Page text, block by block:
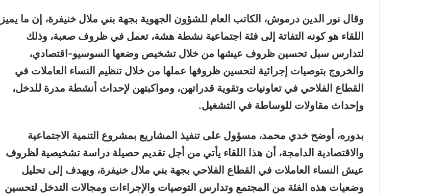
وقال نور الدين درموش، الكاتب العام للشؤون الجهوية بجهة بني ملال خنيفرة، إن ما يميز
اللقاء هو كونه التفاتة إلى فئة اجتماعية نشطة هشة، تعمل في ظروف صعبة، وذلك
لتدارس سبل تحسين ظروف عيشها من خلال تشخيص وضعها السوسيو-اقتصادي،
والخروج بتوصيات إجرائية لتحسين ظروفها عملها من خلال تنظيم النساء العاملات في
القطاع الفلاحي في تعاونيات وتقوية قدراتهن، ومواكبتهن لإحداث أنشطة مدرة للدخل،
وإحداث مقاولات للوساطة في التشغيل.
بدوره، أوضح خدي محمد، مسؤول على تنفيذ المشاريع بمشروع التنمية الاجتماعية
والاقتصادية الدامجة، أن هذا اللقاء يأتي من أجل تقديم حصيلة دراسة تشخيصية لظروف
عيش النساء العاملات في القطاع الفلاحي بجهة بني ملال خنيفرة، ويهدف إلى تحليل
وضعيات هذه الفئة من المجتمع وتدارس التوصيات والإجراءات ومجالات التدخل لتحسين